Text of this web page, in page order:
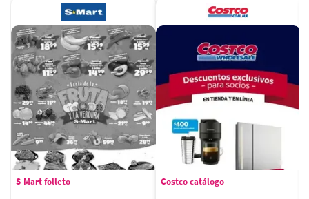
S-Mart folleto Costco catálogo